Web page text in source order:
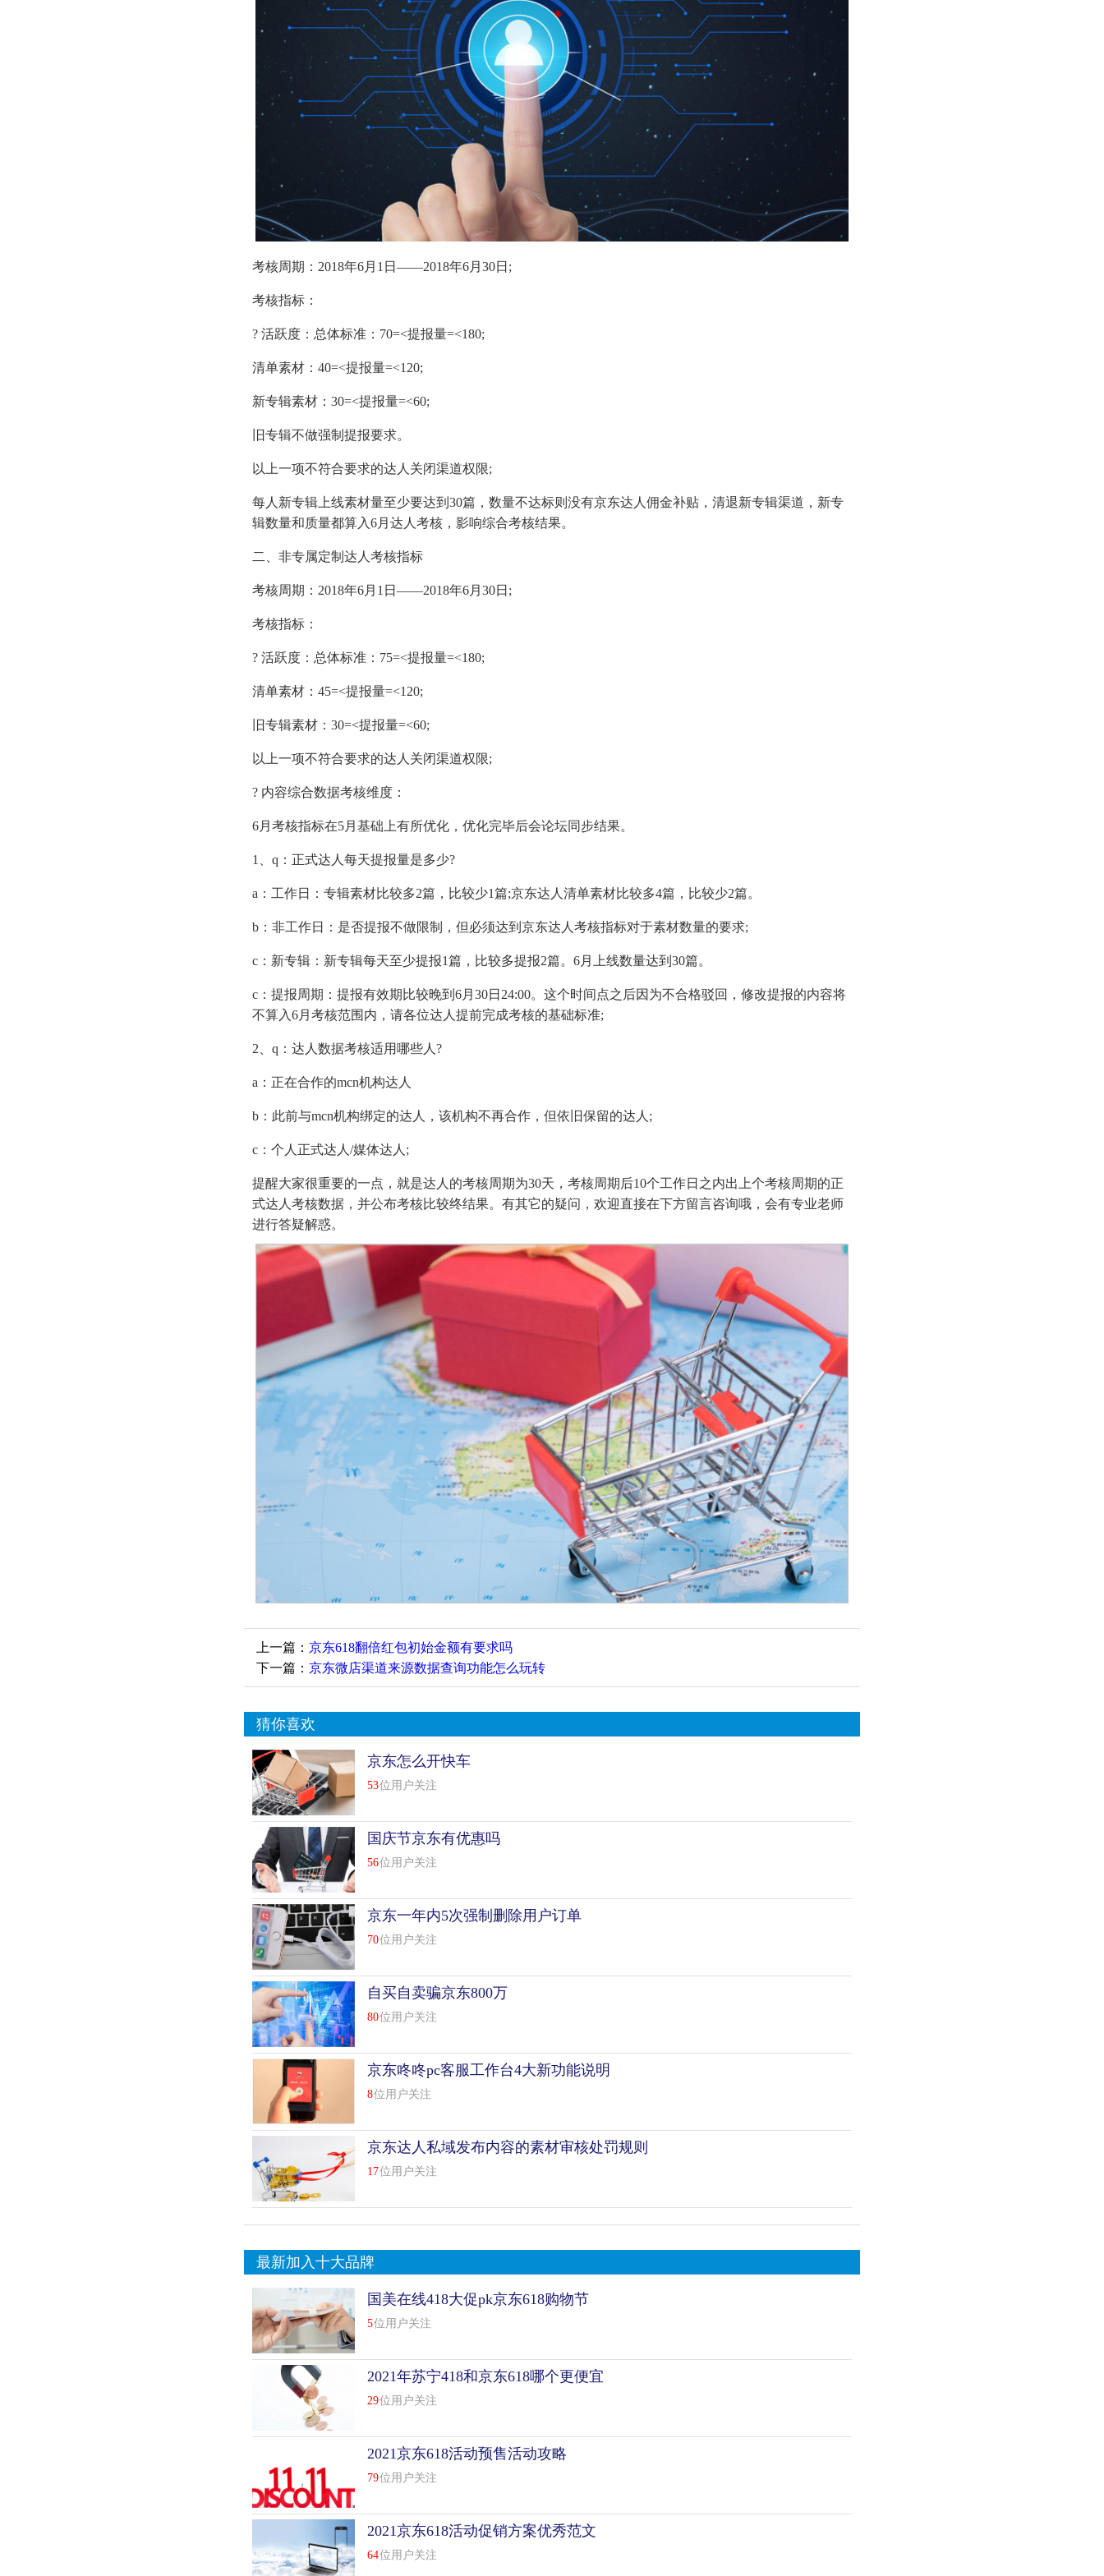
考核周期：2018年6月1日——2018年6月30日;
考核指标：
? 活跃度：总体标准：70=<提报量=<180;
清单素材：40=<提报量=<120;
新专辑素材：30=<提报量=<60;
旧专辑不做强制提报要求。
以上一项不符合要求的达人关闭渠道权限;
每人新专辑上线素材量至少要达到30篇，数量不达标则没有京东达人佣金补贴，清退新专辑渠道，新专
辑数量和质量都算入6月达人考核，影响综合考核结果。
二、非专属定制达人考核指标
考核周期：2018年6月1日——2018年6月30日;
考核指标：
? 活跃度：总体标准：75=<提报量=<180;
清单素材：45=<提报量=<120;
旧专辑素材：30=<提报量=<60;
以上一项不符合要求的达人关闭渠道权限;
? 内容综合数据考核维度：
6月考核指标在5月基础上有所优化，优化完毕后会论坛同步结果。
1、q：正式达人每天提报量是多少?
a：工作日：专辑素材比较多2篇，比较少1篇;京东达人清单素材比较多4篇，比较少2篇。
b：非工作日：是否提报不做限制，但必须达到京东达人考核指标对于素材数量的要求;
c：新专辑：新专辑每天至少提报1篇，比较多提报2篇。6月上线数量达到30篇。
c：提报周期：提报有效期比较晚到6月30日24:00。这个时间点之后因为不合格驳回，修改提报的内容将
不算入6月考核范围内，请各位达人提前完成考核的基础标准;
2、q：达人数据考核适用哪些人?
a：正在合作的mcn机构达人
b：此前与mcn机构绑定的达人，该机构不再合作，但依旧保留的达人;
c：个人正式达人/媒体达人;
提醒大家很重要的一点，就是达人的考核周期为30天，考核周期后10个工作日之内出上个考核周期的正
式达人考核数据，并公布考核比较终结果。有其它的疑问，欢迎直接在下方留言咨询哦，会有专业老师
进行答疑解惑。
上一篇： 京东618翻倍红包初始金额有要求吗
下一篇： 京东微店渠道来源数据查询功能怎么玩转
猜你喜欢
京东怎么开快车
53位用户关注
国庆节京东有优惠吗
56位用户关注
京东一年内5次强制删除用户订单
70位用户关注
自买自卖骗京东800万
80位用户关注
京东咚咚pc客服工作台4大新功能说明
8位用户关注
京东达人私域发布内容的素材审核处罚规则
17位用户关注
最新加入十大品牌
国美在线418大促pk京东618购物节
5位用户关注
2021年苏宁418和京东618哪个更便宜
29位用户关注
2021京东618活动预售活动攻略
79位用户关注
2021京东618活动促销方案优秀范文
64位用户关注